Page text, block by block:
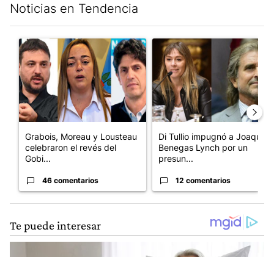
Noticias en Tendencia
Un artículo de tendencia con el título "Grabois, Moreau y
Grabois, Moreau y Lousteau
celebraron el revés del
Gobi...
46 comentarios
Un artículo de tendencia
Di Tullio impugnó a Joaquín
Benegas Lynch por un
presun...
12 comentarios